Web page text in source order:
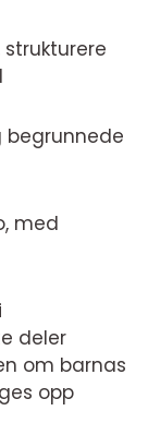
begrunnede
med
deler
om barnas
opp